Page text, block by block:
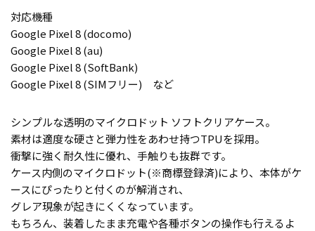
対応機種
Google Pixel 8 (docomo)
Google Pixel 8 (au)
Google Pixel 8 (SoftBank)
Google Pixel 8 (SIMフリー) など
シンプルな透明のマイクロドット ソフトクリアケース。
素材は適度な硬さと弾力性をあわせ持つTPUを採用。
衝撃に強く耐久性に優れ、手触りも抜群です。
ケース内側のマイクロドット(※商標登録済)により、本体がケ
ースにぴったりと付くのが解消され、
グレア現象が起きにくくなっています。
もちろん、装着したまま充電や各種ボタンの操作も行えるよ